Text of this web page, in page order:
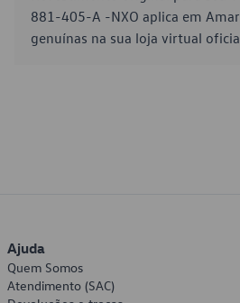
881-405-A -NXO aplica em
genuínas na sua loja virtual
Ajuda
Quem Somos
Atendimento (SAC)